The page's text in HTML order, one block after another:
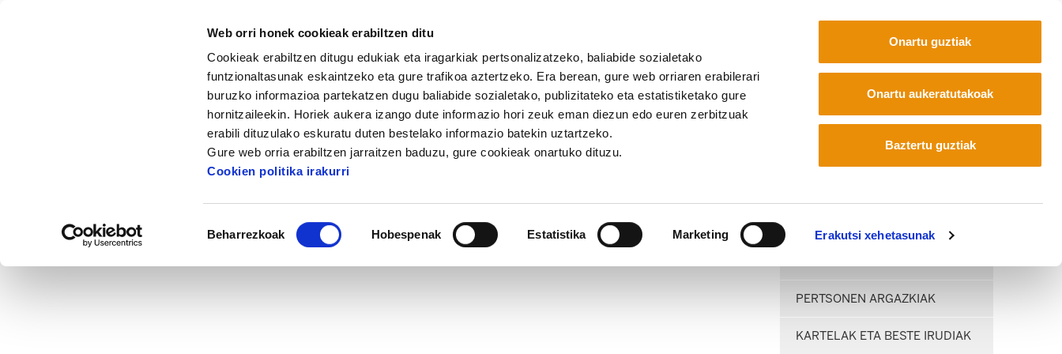
Web orri honek cookieak erabiltzen ditu
Cookieak erabiltzen ditugu edukiak eta iragarkiak pertsonalizatzeko, baliabide sozialetako
funtzionaltasunak eskaintzeko eta gure trafikoa aztertzeko. Era berean, gure web orriaren erabilerari
buruzko informazioa partekatzen dugu baliabide sozialetako, publizitateko eta estatistiketako gure
hornitzaileekin. Horiek aukera izango dute informazio hori zeuk eman diezun edo euren zerbitzuak
erabili dituzulako eskuratu duten bestelako informazio batekin uztartzeko.
Gure web orria erabiltzen jarraitzen baduzu, gure cookieak onartuko dituzu.
Cookien politika irakurri
hautatzea
Beharrezkoak Hobespenak Estatistika Marketing Erakutsi xehetasunak
Onartu guztiak
Onartu aukeratutakoak
Baztertu guztiak
Zaharrak ikonoak
PERTSONEN ARGAZKIAK
KARTELAK ETA BESTE IRUDIAK